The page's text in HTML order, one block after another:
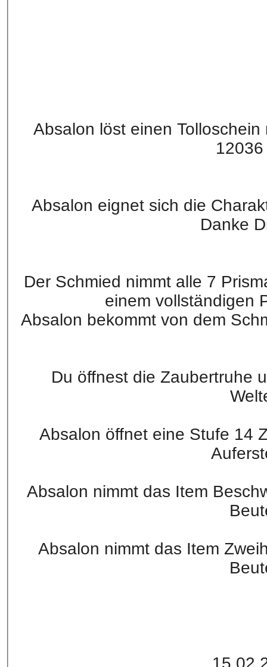
Absalon löst einen
Absalon eignet sich die
Danke
Der Schmied nimmt alle 7
einem vollständigen
Absalon bekommt von dem
Du öffnest die Zaubertruhe
Absalon öffnet eine Stufe 14
Absalon nimmt das Item
Absalon nimmt das Item